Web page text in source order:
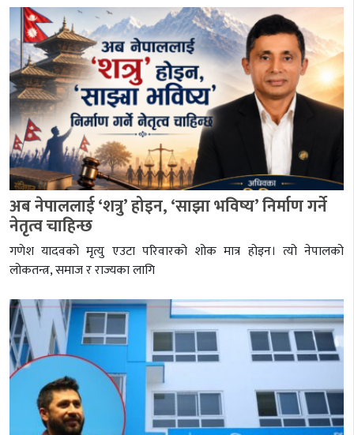
अब नेपाललाई ‘शत्रु’ होइन, ‘साझा भविष्य’ निर्माण गर्ने
नेतृत्व चाहिन्छ
गणेश यादवको मृत्यु एउटा परिवारको शोक मात्र होइन। त्यो नेपालको
लोकतन्त्र, समाज र राज्यका लागि